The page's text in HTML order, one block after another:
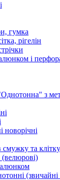
гумка
рігелін
і
з
новорічні
смужку та клітку
(велюрові)